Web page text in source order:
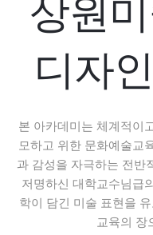
상원
디자
본 아카데미는 체계적이
모하고 위한 문화예술교
과 감성을 자극하는 전반
저명하신 대학교수님급
학이 담긴 미술 표현을
교육의 장